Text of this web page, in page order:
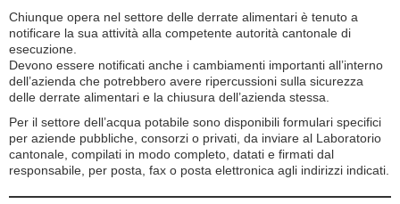
Chiunque opera nel settore delle derrate alimentari è tenuto a
notificare la sua attività alla competente autorità cantonale di
esecuzione.
Devono essere notificati anche i cambiamenti importanti all’interno
dell’azienda che potrebbero avere ripercussioni sulla sicurezza
delle derrate alimentari e la chiusura dell’azienda stessa.
Per il settore dell’acqua potabile sono disponibili formulari specifici
per aziende pubbliche, consorzi o privati, da inviare al Laboratorio
cantonale, compilati in modo completo, datati e firmati dal
responsabile, per posta, fax o posta elettronica agli indirizzi indicati.